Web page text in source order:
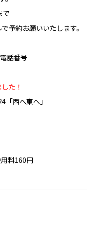
予約お願いいたします。
話番号
た！
「西へ東へ」
料160円